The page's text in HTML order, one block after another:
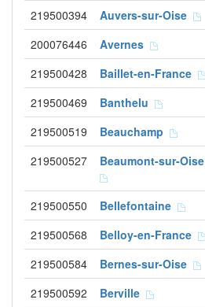
219500394 Auvers-sur-Oise
200076446 Avernes
219500428 Baillet-en-France
219500469 Banthelu
219500519 Beauchamp
219500527 Beaumont-sur-Oise
219500550 Bellefontaine
219500568 Belloy-en-France
219500584 Bernes-sur-Oise
219500592 Berville